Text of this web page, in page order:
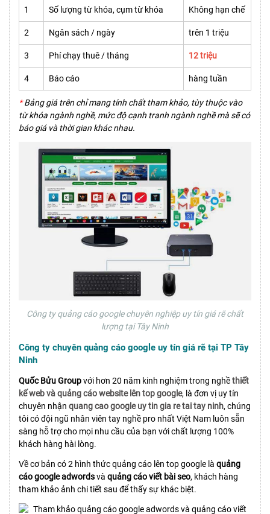
1 Số lượng từ khóa, cụm từ khóa Không hạn chế
2 Ngân sách / ngày trên 1 triệu
3 Phí chạy thuê / tháng 12 triệu
4 Báo cáo hàng tuần
*Bảng giá trên chỉ mang tính chất tham khảo, tùy thuộc vào
từ khóa ngành nghề, mức độ cạnh tranh ngành nghề mà sẽ có
báo giá và thời gian khác nhau.
Công ty quảng cáo google chuyên nghiệp uy tín giá rẽ chất
lượng tại Tây Ninh
Công ty chuyên quảng cáo google uy tín giá rẽ tại TP Tây
Ninh
Quốc Bửu Groupvới hơn 20 năm kinh nghiệm trong nghềthiết
kế web và quảng cáo website lên top google, là đơn vị uy tín
chuyên nhận quang cao google uy tin gia re tai tay ninh, chúng
tôi có đội ngũ nhân viên tay nghề pro nhất Việt Nam luôn sẵn
sàng hỗ trợ cho mọi nhu cầu của bạn với chất lượng 100%
khách hàng hài lòng.
Về cơ bản có 2 hình thức quảng cáo lên top google là quảng
cáo google adwordsvà quảng cáo viết bài seo, khách hàng
tham khảo ảnh chi tiết sau để thấy sự khác biệt.